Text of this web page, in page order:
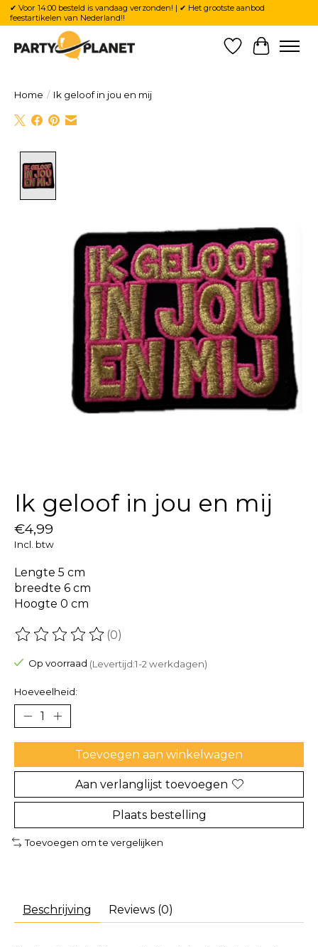
✔ Voor 14:00 besteld is vandaag verzonden! | ✔ Het grootste aanbod
feestartikelen van Nederland!!
Verlanglijst
Home / Ik geloof in jou en mij
Ik geloof in jou en mij
€4,99
Incl. btw
Lengte 5 cm
breedte 6 cm
Hoogte 0 cm
De beoordeling van dit product is
(0)
Op voorraad (Levertijd:1-2 werkdagen)
Hoeveelheid:
Toevoegen aan winkelwagen
Aan verlanglijst toevoegen
Plaats bestelling
Toevoegen om te vergelijken
Beschrijving Reviews (0)